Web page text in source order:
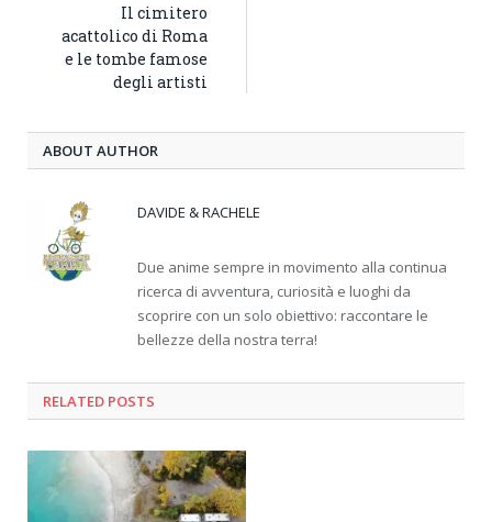
Il cimitero
acattolico di Roma
e le tombe famose
degli artisti
ABOUT AUTHOR
DAVIDE & RACHELE
Due anime sempre in movimento alla continua
ricerca di avventura, curiosità e luoghi da
scoprire con un solo obiettivo: raccontare le
bellezze della nostra terra!
RELATED POSTS